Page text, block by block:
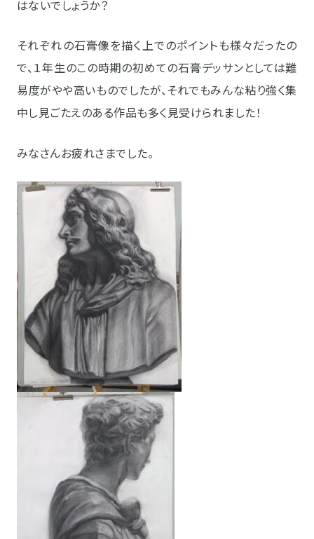
はないでしょうか？
それぞれの石膏像を描く上でのポイントも様々だったの
で、１年生のこの時期の初めての石膏デッサンとしては難
易度がやや高いものでしたが、それでもみんな粘り強く集
中し見ごたえのある作品も多く見受けられました！
みなさんお疲れさまでした。